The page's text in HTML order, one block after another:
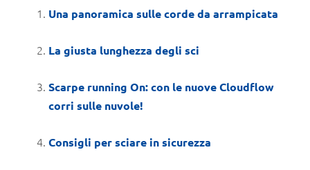
Una panoramica sulle corde da arrampicata
La giusta lunghezza degli sci
Scarpe running On: con le nuove Cloudflow
corri sulle nuvole!
Consigli per sciare in sicurezza